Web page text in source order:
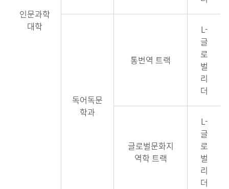
인문과학
대학
독어독문
학과
통번역 트랙
L-
글
로
벌
리
더
글로벌문화지
역학 트랙
L-
글
로
벌
리
더